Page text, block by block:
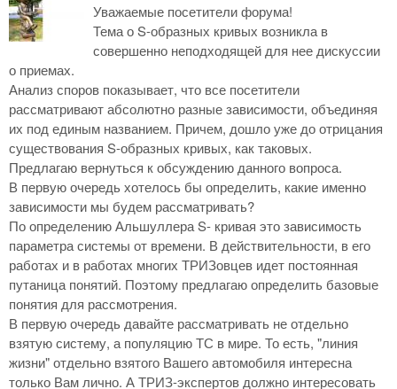
Уважаемые посетители форума!
Тема о S-образных кривых возникла в
совершенно неподходящей для нее дискуссии
о приемах.
Анализ споров показывает, что все посетители
рассматривают абсолютно разные зависимости, объединяя
их под единым названием. Причем, дошло уже до отрицания
существования S-образных кривых, как таковых.
Предлагаю вернуться к обсуждению данного вопроса.
В первую очередь хотелось бы определить, какие именно
зависимости мы будем рассматривать?
По определению Альшуллера S- кривая это зависимость
параметра системы от времени. В действительности, в его
работах и в работах многих ТРИЗовцев идет постоянная
путаница понятий. Поэтому предлагаю определить базовые
понятия для рассмотрения.
В первую очередь давайте рассматривать не отдельно
взятую систему, а популяцию ТС в мире. То есть, "линия
жизни" отдельно взятого Вашего автомобиля интересна
только Вам лично. А ТРИЗ-экспертов должно интересовать